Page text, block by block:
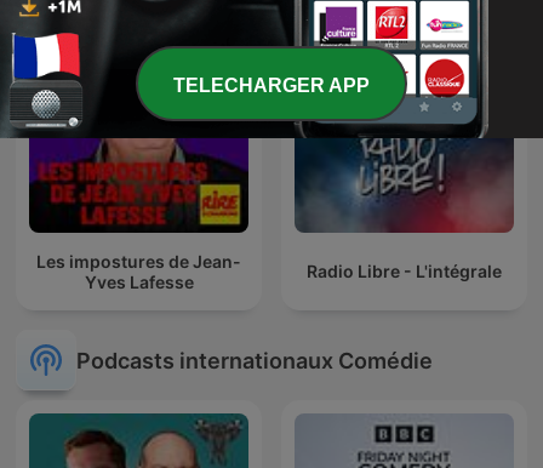
Les impostures de Jean-
Yves Lafesse
Radio Libre - L'intégrale
Podcasts internationaux Comédie
TELECHARGER APP